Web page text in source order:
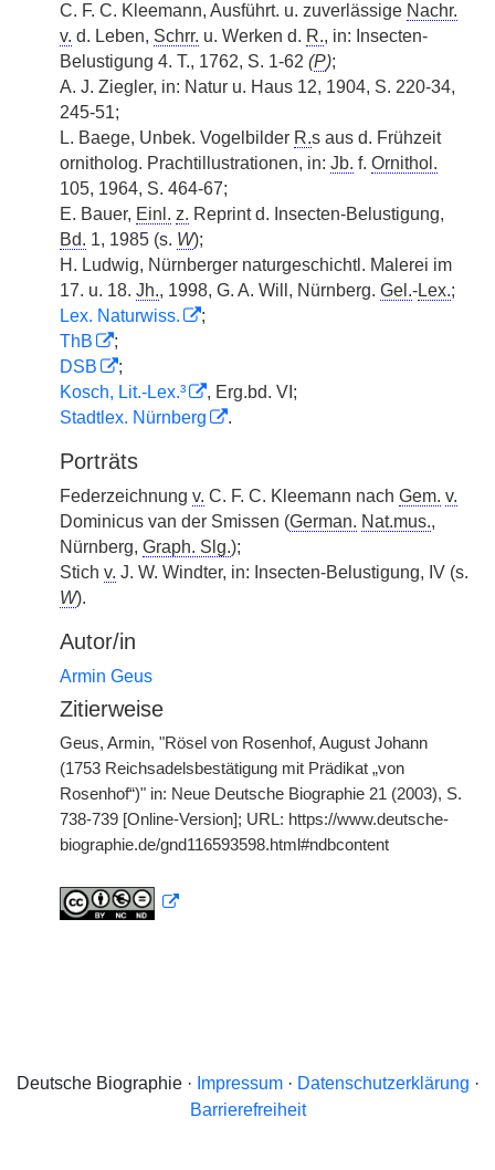
C. F. C. Kleemann, Ausführt. u. zuverlässige Nachr.
v. d. Leben, Schrr. u. Werken d. R., in: Insecten-
Belustigung 4. T., 1762, S. 1-62 (P);
A. J. Ziegler, in: Natur u. Haus 12, 1904, S. 220-34,
245-51;
L. Baege, Unbek. Vogelbilder R.s aus d. Frühzeit
ornitholog. Prachtillustrationen, in: Jb. f. Ornithol.
105, 1964, S. 464-67;
E. Bauer, Einl. z. Reprint d. Insecten-Belustigung,
Bd. 1, 1985 (s. W);
H. Ludwig, Nürnberger naturgeschichtl. Malerei im
17. u. 18. Jh., 1998, G. A. Will, Nürnberg. Gel.-Lex.;
Lex. Naturwiss.
;
ThB
;
DSB
;
Kosch, Lit.-Lex.³
, Erg.bd. VI;
Stadtlex. Nürnberg
.
Porträts
Federzeichnung v. C. F. C. Kleemann nach Gem. v.
Dominicus van der Smissen (German. Nat.mus.,
Nürnberg, Graph. Slg.);
Stich v. J. W. Windter, in: Insecten-Belustigung, IV (s.
W).
Autor/in
Armin Geus
Zitierweise
Geus, Armin, "Rösel von Rosenhof, August Johann
(1753 Reichsadelsbestätigung mit Prädikat „von
Rosenhof“)" in: Neue Deutsche Biographie 21 (2003), S.
738-739 [Online-Version]; URL: https://www.deutsche-
biographie.de/gnd116593598.html#ndbcontent
Deutsche Biographie · Impressum· Datenschutzerklärung ·
Barrierefreiheit